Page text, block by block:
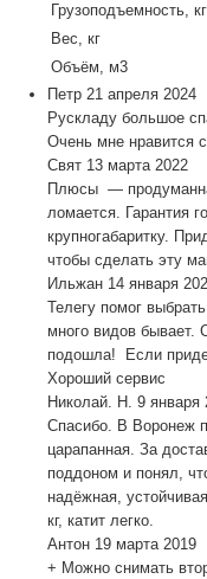
Грузоподъемность, кг
Вес, кг
Объём, м3
Петр 21 апреля 2024
Рускладу большое
Очень мне нравится
Свят 13 марта 2022
Плюсы —
ломается. Гарантия
крупногабаритку.
чтобы сделать эту
Ильжан 14 января
Телегу помог
много видов бывает.
подошла! Если
Хороший сервис
Николай. Н. 9 января
Спасибо. В Воронеж
царапанная. За
поддоном и понял,
надёжная,
кг, катит легко.
Антон 19 марта 2019
+ Можно снимать